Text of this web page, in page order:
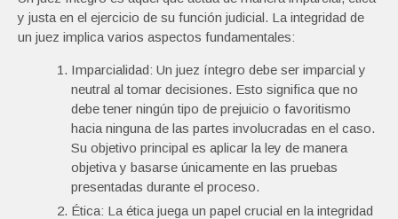
y justa en el ejercicio de su función judicial. La integridad de
un juez implica varios aspectos fundamentales:
Imparcialidad: Un juez íntegro debe ser imparcial y
neutral al tomar decisiones. Esto significa que no
debe tener ningún tipo de prejuicio o favoritismo
hacia ninguna de las partes involucradas en el caso.
Su objetivo principal es aplicar la ley de manera
objetiva y basarse únicamente en las pruebas
presentadas durante el proceso.
Ética: La ética juega un papel crucial en la integridad